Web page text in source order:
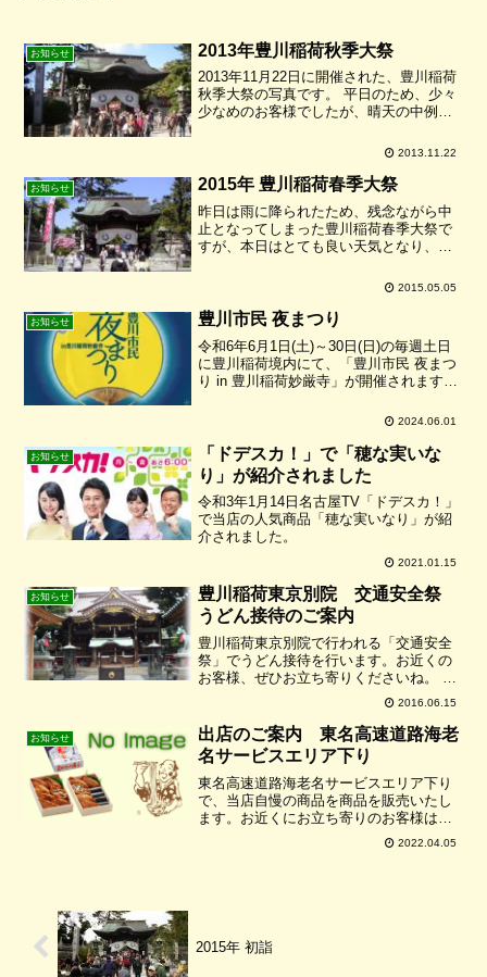
お知らせ 2013年豊川稲荷秋季大祭
2013年11月22日に開催された、豊川稲荷
秋季大祭の写真です。 平日のため、少々
少なめのお客様でしたが、晴天の中例年
の中でたくさんのイベントが賑やかに行
非いらしてく...
2013.11.22
お知らせ 2015年 豊川稲荷春季大祭
昨日は雨に降られたため、残念ながら中
止となってしまった豊川稲荷春季大祭で
すが、本日はとても良い天気となり、た
本年も「うどん無料接待」をさせていた
き、ありがとうございました...
2015.05.05
お知らせ 豊川市民 夜まつり
令和6年6月1日(土)～30日(日)の毎週土日
に豊川稲荷境内にて、「豊川市民 夜まつ
り in 豊川稲荷妙厳寺」が開催されます。
つり」です「夜まつり」お出かけの際
ね！！開催日...
2024.06.01
お知らせ
「ドデスカ！」で「穂な実いな
り」が紹介されました
令和3年1月14日名古屋TV「ドデスカ！」
で当店の人気商品「穂な実いなり」が紹
介されました。
2021.01.15
お知らせ
豊川稲荷東京別院 交通安全祭
うどん接待のご案内
豊川稲荷東京別院で行われる「交通安全
祭」でうどん接待を行います。お近くの
お客様、ぜひお立ち寄りくださいね。 日
時：平成２８年６月２２日（水） 場所：
豊川稲荷東京別院〒107-0051東京都港区
元赤坂 1-4-7TEL : (03) 3408...
2016.06.15
お知らせ
出店のご案内 東名高速道路海老
名サービスエリア下り
東名高速道路海老名サービスエリア下り
で、当店自慢の商品を商品を販売いたし
ます。お近くにお立ち寄りのお客様はぜ
ひお越し下さいね！！販売商品は数量限
定となっています、よろしくお願いしま
2022.04.05
2015年 初詣